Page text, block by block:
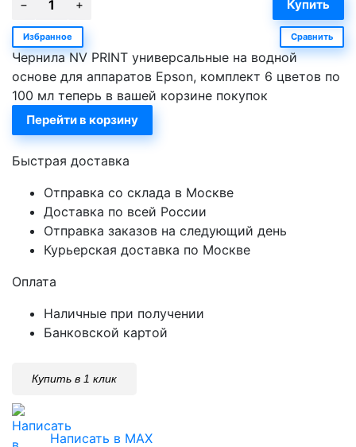
Избранное Сравнить
Чернила NV PRINT универсальные на водной
основе для аппаратов Epson, комплект 6 цветов по
100 мл теперь в вашей корзине покупок
Перейти в корзину
Быстрая доставка
Отправка со склада в Москве
Доставка по всей России
Отправка заказов на следующий день
Курьерская доставка по Москве
Оплата
Наличные при получении
Банковской картой
Купить в 1 клик
Написать в MAX